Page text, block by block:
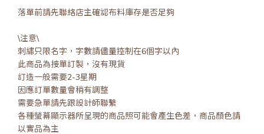
落單前請先聯絡店主確認布料庫存是否足夠
\注意\
刺繡只限名字，字數請儘量控制在6個字以內
此商品為接單訂製，沒有現貨
訂造一般需要2-3星期
因應訂單數量會稍有調整
需要急單請先跟設計師聯繫
各種螢幕顯示器所呈現的商品照可能會產生色差，商品顏色請
以實品為主